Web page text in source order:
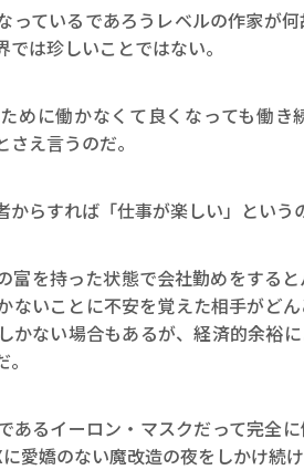
っているであろうレベルの作家が
は珍しいことではない。
めに働かなくて良くなっても働き
さえ言うのだ。
らすれば「仕事が楽しい」という
富を持った状態で会社勤めをすると
ないことに不安を覚えた相手がど
かない場合もあるが、経済的余裕
あるイーロン・マスクだって完全
愛嬌のない魔改造の夜をしかけ続